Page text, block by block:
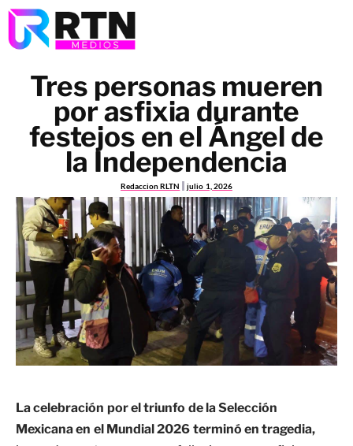
Tres personas mueren
por asfixia durante
festejos en el Ángel de
la Independencia
Redaccion RLTN julio 1, 2026
La celebración por el triunfo de la Selección
Mexicana en el Mundial 2026 terminó en tragedia,